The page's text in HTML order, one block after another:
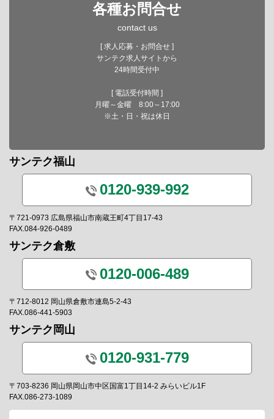
各種お問合せ
contact us
[ 求人応募・お問合せ ]
サンテク求人サイトから
24時間受付中
[ 電話受付時間 ]
月曜～金曜 8:00～17:00
※土・日・祝は休日
サンテク福山
0120-939-992
〒721-0973 広島県福山市南蔵王町4丁目17-43
FAX.084-926-0489
サンテク倉敷
0120-006-489
〒712-8012 岡山県倉敷市連島5-2-43
FAX.086-441-5903
サンテク岡山
0120-931-779
〒703-8236 岡山県岡山市中区国富1丁目14-2 みらいビル1F
FAX.086-273-1089